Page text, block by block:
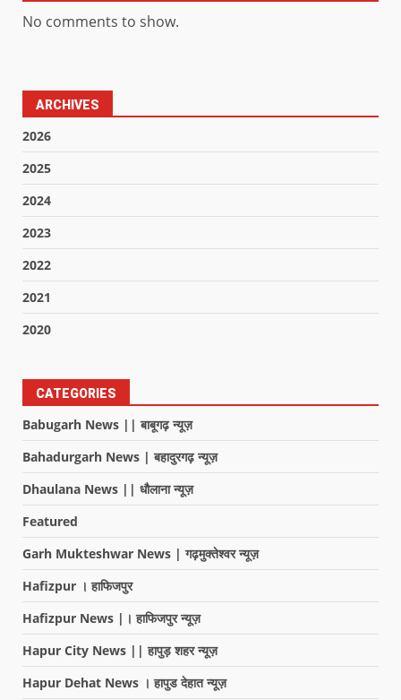
No comments to show.
ARCHIVES
2026
2025
2024
2023
2022
2021
2020
CATEGORIES
Babugarh News || बाबूगढ़ न्यूज़
Bahadurgarh News | बहादुरगढ़ न्यूज़
Dhaulana News || धौलाना न्यूज़
Featured
Garh Mukteshwar News | गढ़मुक्तेश्वर न्यूज़
Hafizpur । हाफिजपुर
Hafizpur News |। हाफिजपुर न्यूज़
Hapur City News || हापुड़ शहर न्यूज़
Hapur Dehat News । हापुड देहात न्यूज़